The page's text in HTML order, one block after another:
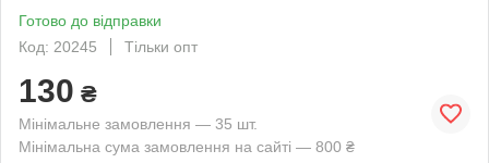
Готово до відправки
Код: 20245
Тільки опт
130 ₴
Мінімальне замовлення — 35 шт.
Мінімальна сума замовлення на сайті — 800 ₴